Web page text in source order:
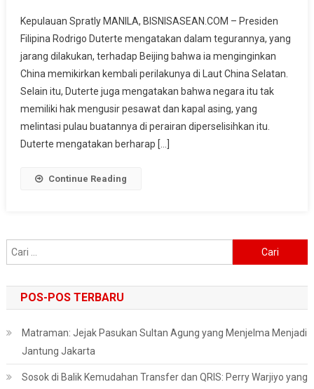
Filipina
Soroti
Kebijakan
China
Di
Laut
China
Kepulauan Spratly MANILA, BISNISASEAN.COM – Presiden
Filipina Rodrigo Duterte mengatakan dalam tegurannya, yang
jarang dilakukan, terhadap Beijing bahwa ia menginginkan
China memikirkan kembali perilakunya di Laut China Selatan.
Selain itu, Duterte juga mengatakan bahwa negara itu tak
memiliki hak mengusir pesawat dan kapal asing, yang
melintasi pulau buatannya di perairan diperselisihkan itu.
Duterte mengatakan berharap […]
Continue Reading
untuk:
POS-POS TERBARU
Matraman: Jejak Pasukan Sultan Agung yang Menjelma Menjadi
Jantung Jakarta
Sosok di Balik Kemudahan Transfer dan QRIS: Perry Warjiyo yang